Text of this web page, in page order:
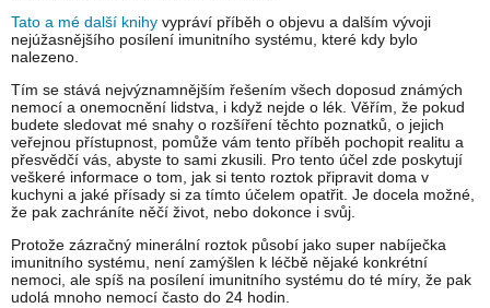
Tato a mé další knihy vypráví příběh o objevu a dalším vývoji
nejúžasnějšího posílení imunitního systému, které kdy bylo
nalezeno.
Tím se stává nejvýznamnějším řešením všech doposud známých
nemocí a onemocnění lidstva, i když nejde o lék. Věřím, že pokud
budete sledovat mé snahy o rozšíření těchto poznatků, o jejich
veřejnou přístupnost, pomůže vám tento příběh pochopit realitu a
přesvědčí vás, abyste to sami zkusili. Pro tento účel zde poskytují
veškeré informace o tom, jak si tento roztok připravit doma v
kuchyni a jaké přísady si za tímto účelem opatřit. Je docela možné,
že pak zachráníte něčí život, nebo dokonce i svůj.
Protože zázračný minerální roztok působí jako super nabíječka
imunitního systému, není zamýšlen k léčbě nějaké konkrétní
nemoci, ale spíš na posílení imunitního systému do té míry, že pak
udolá mnoho nemocí často do 24 hodin.